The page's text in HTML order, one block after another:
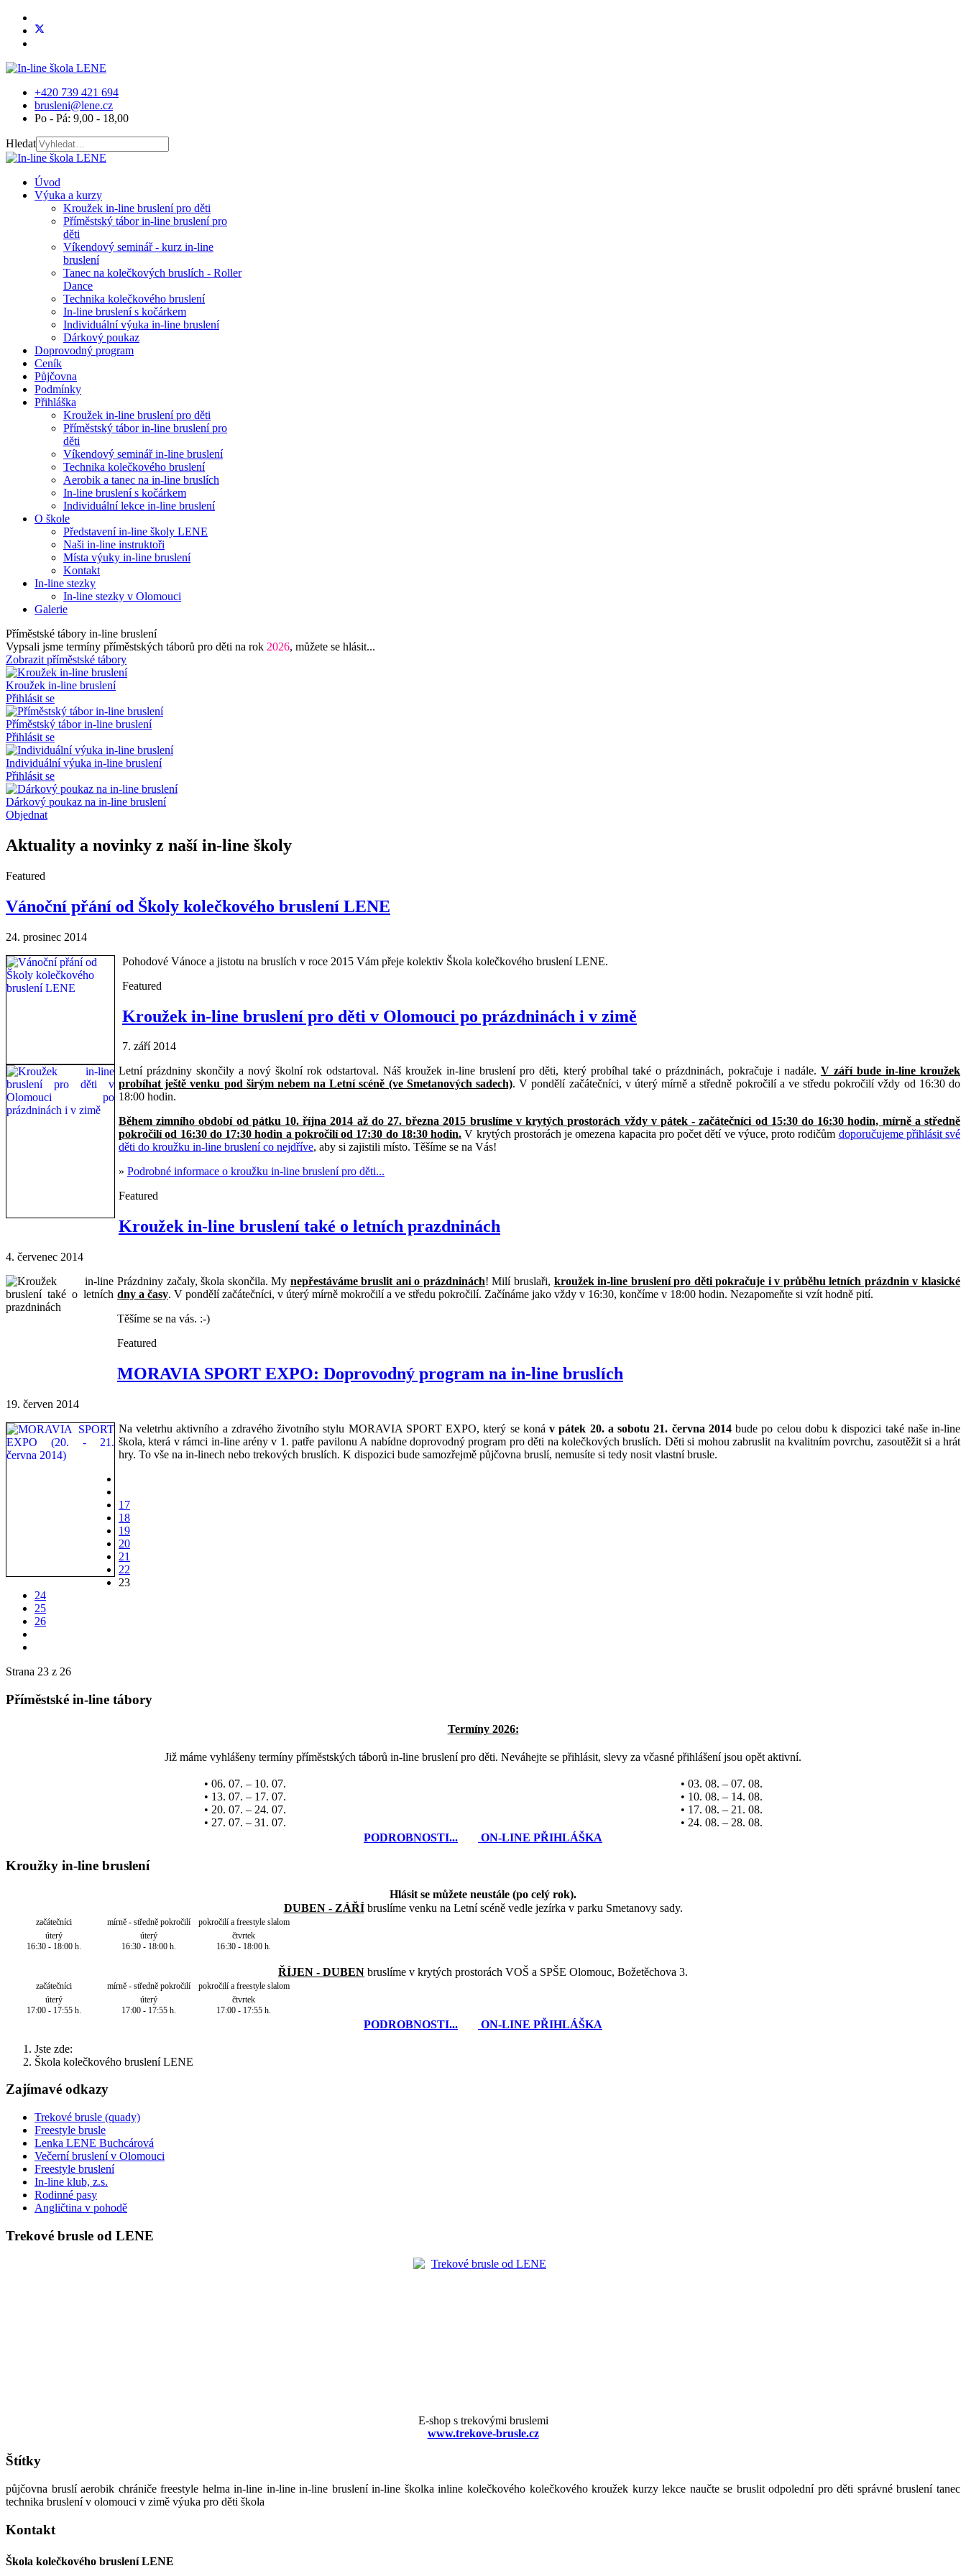
+420 739 421 694
brusleni@lene.cz
Po - Pá: 9,00 - 18,00
Hledat
Úvod
Výuka a kurzy
Kroužek in-line bruslení pro děti
Příměstský tábor in-line bruslení pro
děti
Víkendový seminář - kurz in-line
bruslení
Tanec na kolečkových bruslích - Roller
Dance
Technika kolečkového bruslení
In-line bruslení s kočárkem
Individuální výuka in-line bruslení
Dárkový poukaz
Doprovodný program
Ceník
Půjčovna
Podmínky
Přihláška
Kroužek in-line bruslení pro děti
Příměstský tábor in-line bruslení pro
děti
Víkendový seminář in-line bruslení
Technika kolečkového bruslení
Aerobik a tanec na in-line bruslích
In-line bruslení s kočárkem
Individuální lekce in-line bruslení
O škole
Představení in-line školy LENE
Naši in-line instruktoři
Místa výuky in-line bruslení
Kontakt
In-line stezky
In-line stezky v Olomouci
Galerie
Příměstské tábory in-line bruslení
Vypsali jsme termíny příměstských táborů pro děti na rok 2026, můžete se hlásit...
Zobrazit příměstské tábory
Kroužek in-line bruslení
Přihlásit se
Příměstský tábor in-line bruslení
Přihlásit se
Individuální výuka in-line bruslení
Přihlásit se
Dárkový poukaz na in-line bruslení
Objednat
Aktuality a novinky z naší in-line školy
Featured
Vánoční přání od Školy kolečkového bruslení LENE
24. prosinec 2014
Pohodové Vánoce a jistotu na bruslích v roce 2015 Vám přeje kolektiv Škola kolečkového bruslení LENE.
Featured
Kroužek in-line bruslení pro děti v Olomouci po prázdninách i v zimě
7. září 2014
Letní prázdniny skončily a nový školní rok odstartoval. Náš kroužek in-line bruslení pro děti, který probíhal také o prázdninách, pokračuje i nadále. V září bude in-line kroužek
probíhat ještě venku pod širým nebem na Letní scéně (ve Smetanových sadech). V pondělí začátečníci, v úterý mírně a středně pokročilí a ve středu pokročilí vždy od 16:30 do
18:00 hodin.
Během zimního období od pátku 10. října 2014 až do 27. března 2015 bruslíme v krytých prostorách vždy v pátek - začátečníci od 15:30 do 16:30 hodin, mírně a středně
pokročilí od 16:30 do 17:30 hodin a pokročilí od 17:30 do 18:30 hodin. V krytých prostorách je omezena kapacita pro počet dětí ve výuce, proto rodičům doporučujeme přihlásit své
děti do kroužku in-line bruslení co nejdříve, aby si zajistili místo. Těšíme se na Vás!
» Podrobné informace o kroužku in-line bruslení pro děti...
Featured
Kroužek in-line bruslení také o letních prazdninách
4. červenec 2014
Prázdniny začaly, škola skončila. My nepřestáváme bruslit ani o prázdninách! Milí bruslaři, kroužek in-line bruslení pro děti pokračuje i v průběhu letních prázdnin v klasické
dny a časy. V pondělí začátečníci, v úterý mírně mokročilí a ve středu pokročilí. Začínáme jako vždy v 16:30, končíme v 18:00 hodin. Nezapomeňte si vzít hodně pití.
Těšíme se na vás. :-)
Featured
MORAVIA SPORT EXPO: Doprovodný program na in-line bruslích
19. červen 2014
Na veletrhu aktivního a zdravého životního stylu MORAVIA SPORT EXPO, který se konáv pátek 20. a sobotu 21. června 2014bude po celou dobu k dispozici také naše in-line
škola, která v rámci in-line arény v 1. patře pavilonu A nabídne doprovodný program pro děti na kolečkových bruslích. Děti si mohou zabruslit na kvalitním povrchu, zasoutěžit si a hrát
hry. To vše na in-linech nebo trekových bruslích. K dispozici bude samozřejmě půjčovna bruslí, nemusíte si tedy nosit vlastní brusle.
17
18
19
20
21
22
23
24
25
26
Strana 23 z 26
Příměstské in-line tábory
Termíny 2026:
Již máme vyhlášeny termíny příměstských táborů in-line bruslení pro děti. Neváhejte se přihlásit, slevy za včasné přihlášení jsou opět aktivní.
• 06. 07. – 10. 07.
• 13. 07. – 17. 07.
• 20. 07. – 24. 07.
• 27. 07. – 31. 07.
• 03. 08. – 07. 08.
• 10. 08. – 14. 08.
• 17. 08. – 21. 08.
• 24. 08. – 28. 08.
PODROBNOSTI...
ON-LINE PŘIHLÁŠKA
Kroužky in-line bruslení
Hlásit se můžete neustále (po celý rok).
DUBEN - ZÁŘÍbruslíme venku na Letní scéně vedle jezírka v parku Smetanovy sady.
začátečníci mírně - středně pokročilí
pokročilí a freestyle slalom
úterý
16:30 - 18:00 h.
úterý
16:30 - 18:00 h.
čtvrtek
16:30 - 18:00 h.
ŘÍJEN - DUBEN bruslíme v krytých prostorách VOŠ a SPŠE Olomouc, Božetěchova 3.
začátečníci mírně - středně pokročilí
pokročilí a freestyle slalom
úterý
17:00 - 17:55 h.
úterý
17:00 - 17:55 h.
čtvrtek
17:00 - 17:55 h.
PODROBNOSTI...
ON-LINE PŘIHLÁŠKA
Jste zde:
Škola kolečkového bruslení LENE
Zajímavé odkazy
Trekové brusle (quady)
Freestyle brusle
Lenka LENE Buchcárová
Večerní bruslení v Olomouci
Freestyle bruslení
In-line klub, z.s.
Rodinné pasy
Angličtina v pohodě
Trekové brusle od LENE
E-shop s trekovými bruslemi
www.trekove-brusle.cz
Štítky
půjčovna bruslí aerobik chrániče freestyle helma in-line in-line in-line bruslení in-line školka inline kolečkového kolečkového kroužek kurzy lekce naučte se bruslit odpolední pro děti správné bruslení tanec
technika bruslení v olomouci v zimě výuka pro děti škola
Kontakt
Škola kolečkového bruslení LENE